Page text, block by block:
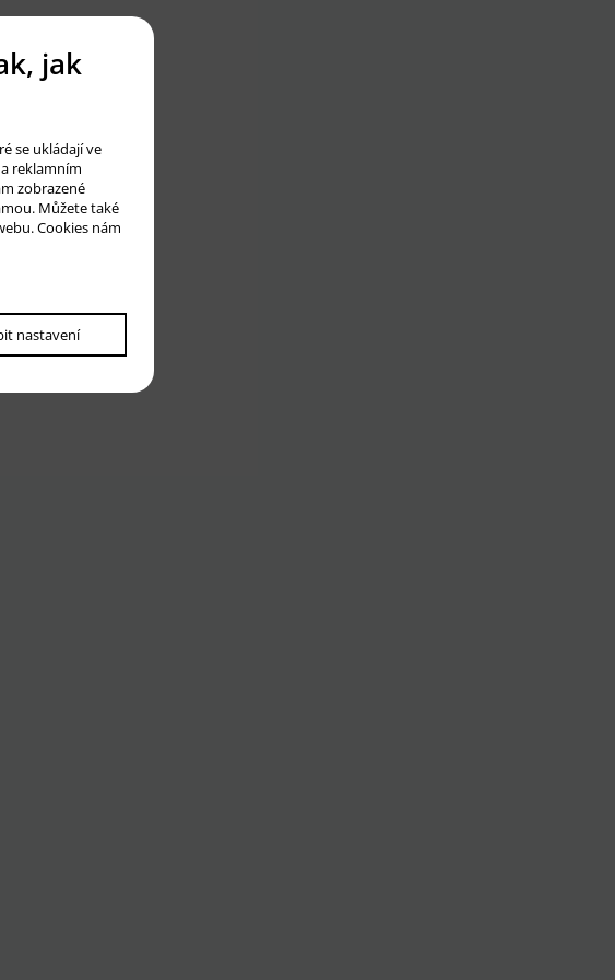
jak
se ukládají ve
reklamním
zobrazené
Můžete také
Cookies nám
nastavení